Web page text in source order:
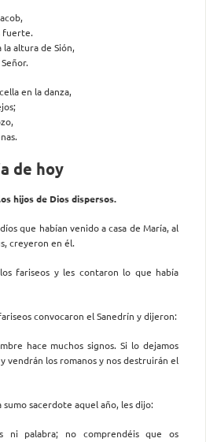
fuerte.
la altura de Sión,
en la danza,
de hoy
hijos de Dios dispersos.
que habían venido a casa de María, al
creyeron en él.
fariseos y les contaron lo que había
convocaron el Sanedrín y dijeron:
hace muchos signos. Si lo dejamos
vendrán los romanos y nos destruirán el
sumo sacerdote aquel año, les dijo:
ni palabra; no comprendéis que os